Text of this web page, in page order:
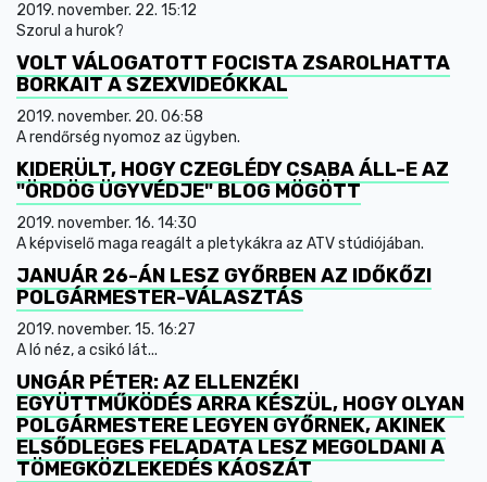
2019. november. 22. 15:12
Szorul a hurok?
VOLT VÁLOGATOTT FOCISTA ZSAROLHATTA
BORKAIT A SZEXVIDEÓKKAL
2019. november. 20. 06:58
A rendőrség nyomoz az ügyben.
KIDERÜLT, HOGY CZEGLÉDY CSABA ÁLL-E AZ
"ÖRDÖG ÜGYVÉDJE" BLOG MÖGÖTT
2019. november. 16. 14:30
A képviselő maga reagált a pletykákra az ATV stúdiójában.
JANUÁR 26-ÁN LESZ GYŐRBEN AZ IDŐKŐZI
POLGÁRMESTER-VÁLASZTÁS
2019. november. 15. 16:27
A ló néz, a csikó lát...
UNGÁR PÉTER: AZ ELLENZÉKI
EGYÜTTMŰKÖDÉS ARRA KÉSZÜL, HOGY OLYAN
POLGÁRMESTERE LEGYEN GYŐRNEK, AKINEK
ELSŐDLEGES FELADATA LESZ MEGOLDANI A
TÖMEGKÖZLEKEDÉS KÁOSZÁT